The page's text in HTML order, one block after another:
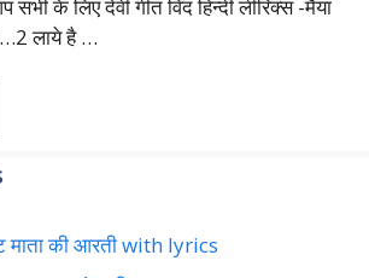
के लिए देवी गीत विद हिन्दी लीरिक्स -मैया
लाये है …
की आरती with lyrics